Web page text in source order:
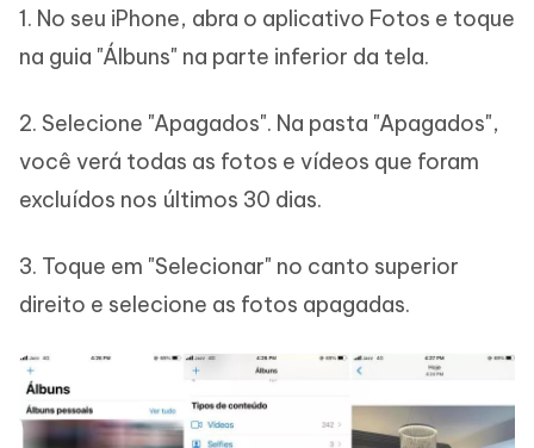
1. No seu iPhone, abra o aplicativo Fotos e toque
na guia "Álbuns" na parte inferior da tela.
2. Selecione "Apagados". Na pasta "Apagados",
você verá todas as fotos e vídeos que foram
excluídos nos últimos 30 dias.
3. Toque em "Selecionar" no canto superior
direito e selecione as fotos apagadas.